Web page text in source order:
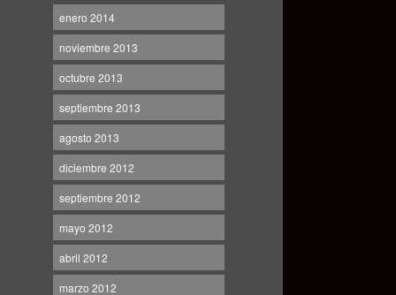
enero 2014
noviembre 2013
octubre 2013
septiembre 2013
agosto 2013
diciembre 2012
septiembre 2012
mayo 2012
abril 2012
marzo 2012